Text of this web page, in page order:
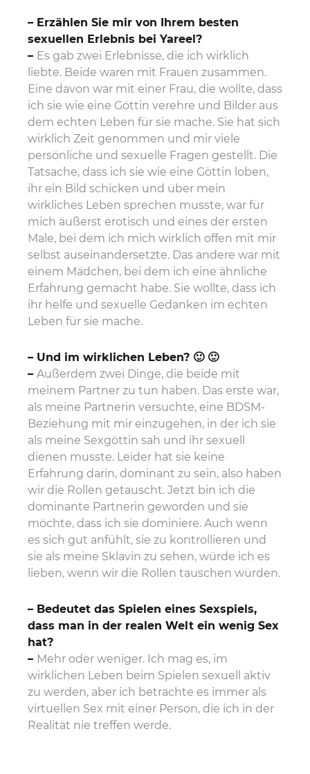
– Erzählen Sie mir von Ihrem besten
sexuellen Erlebnis bei Yareel?
– Es gab zwei Erlebnisse, die ich wirklich
liebte. Beide waren mit Frauen zusammen.
Eine davon war mit einer Frau, die wollte, dass
ich sie wie eine Göttin verehre und Bilder aus
dem echten Leben für sie mache. Sie hat sich
wirklich Zeit genommen und mir viele
persönliche und sexuelle Fragen gestellt. Die
Tatsache, dass ich sie wie eine Göttin loben,
ihr ein Bild schicken und über mein
wirkliches Leben sprechen musste, war für
mich äußerst erotisch und eines der ersten
Male, bei dem ich mich wirklich offen mit mir
selbst auseinandersetzte. Das andere war mit
einem Mädchen, bei dem ich eine ähnliche
Erfahrung gemacht habe. Sie wollte, dass ich
ihr helfe und sexuelle Gedanken im echten
Leben für sie mache.
– Und im wirklichen Leben? 🙂 🙂
– Außerdem zwei Dinge, die beide mit
meinem Partner zu tun haben. Das erste war,
als meine Partnerin versuchte, eine BDSM-
Beziehung mit mir einzugehen, in der ich sie
als meine Sexgöttin sah und ihr sexuell
dienen musste. Leider hat sie keine
Erfahrung darin, dominant zu sein, also haben
wir die Rollen getauscht. Jetzt bin ich die
dominante Partnerin geworden und sie
möchte, dass ich sie dominiere. Auch wenn
es sich gut anfühlt, sie zu kontrollieren und
sie als meine Sklavin zu sehen, würde ich es
lieben, wenn wir die Rollen tauschen würden.
– Bedeutet das Spielen eines Sexspiels,
dass man in der realen Welt ein wenig Sex
hat?
– Mehr oder weniger. Ich mag es, im
wirklichen Leben beim Spielen sexuell aktiv
zu werden, aber ich betrachte es immer als
virtuellen Sex mit einer Person, die ich in der
Realität nie treffen werde.